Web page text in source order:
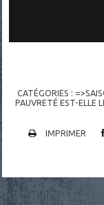
CATÉGORIES :
PAUVRETÉ EST-ELLE
IMPRIMER